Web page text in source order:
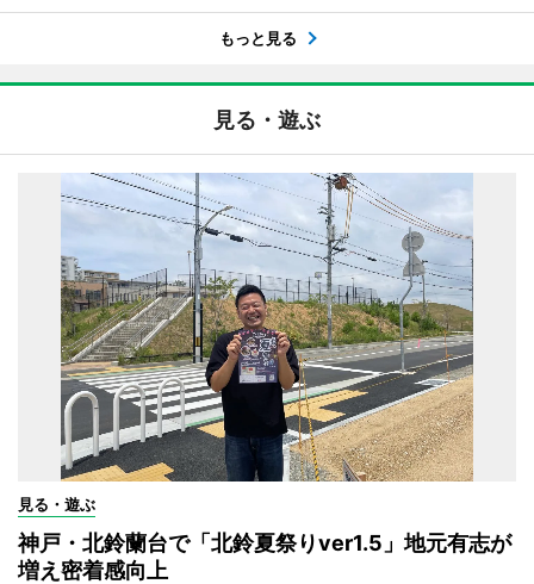
もっと見る
見る・遊ぶ
見る・遊ぶ
神戸・北鈴蘭台で「北鈴夏祭りver1.5」地元有志が
増え密着感向上